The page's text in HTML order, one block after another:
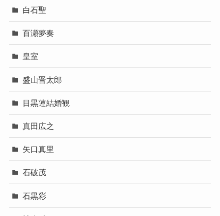
白石聖
百瀬夢奏
皇室
盛山晋太郎
目黒蓮結婚観
真田広之
矢口真里
石破茂
石黒彩